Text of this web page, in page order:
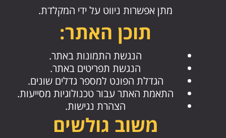
מתן אפשרות ניווט על ידי המקלדת.
תוכן האתר:
הנגשת התמונות באתר.
הנגשת תפריטים באתר.
הגדלת הפונט למספר גדלים שונים.
התאמת האתר עבור טכנולוגיות מסייעות.
הצהרת נגישות.
משוב גולשים